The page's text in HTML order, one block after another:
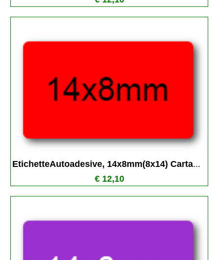
EtichetteAutoadesive, 14x8mm(8x14) Carta...
€ 12,10